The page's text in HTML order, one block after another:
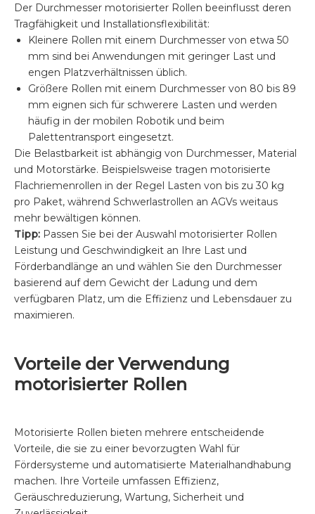
Der Durchmesser motorisierter Rollen beeinflusst deren
Tragfähigkeit und Installationsflexibilität:
Kleinere Rollen mit einem Durchmesser von etwa 50
mm sind bei Anwendungen mit geringer Last und
engen Platzverhältnissen üblich.
Größere Rollen mit einem Durchmesser von 80 bis 89
mm eignen sich für schwerere Lasten und werden
häufig in der mobilen Robotik und beim
Palettentransport eingesetzt.
Die Belastbarkeit ist abhängig von Durchmesser, Material
und Motorstärke. Beispielsweise tragen motorisierte
Flachriemenrollen in der Regel Lasten von bis zu 30 kg
pro Paket, während Schwerlastrollen an AGVs weitaus
mehr bewältigen können.
Tipp: Passen Sie bei der Auswahl motorisierter Rollen
Leistung und Geschwindigkeit an Ihre Last und
Förderbandlänge an und wählen Sie den Durchmesser
basierend auf dem Gewicht der Ladung und dem
verfügbaren Platz, um die Effizienz und Lebensdauer zu
maximieren.
Vorteile der Verwendung
motorisierter Rollen
Motorisierte Rollen bieten mehrere entscheidende
Vorteile, die sie zu einer bevorzugten Wahl für
Fördersysteme und automatisierte Materialhandhabung
machen. Ihre Vorteile umfassen Effizienz,
Geräuschreduzierung, Wartung, Sicherheit und